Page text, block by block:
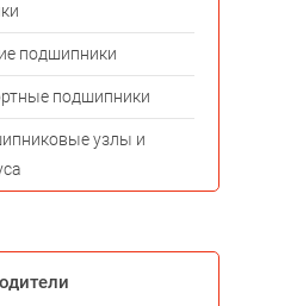
подшипники
подшипники
узлы и